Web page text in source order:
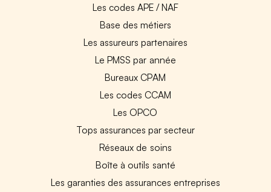
Les codes APE / NAF
Base des métiers
Les assureurs partenaires
Le PMSS par année
Bureaux CPAM
Les codes CCAM
Les OPCO
Tops assurances par secteur
Réseaux de soins
Boîte à outils santé
Les garanties des assurances entreprises